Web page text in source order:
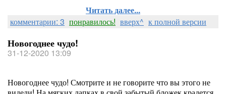
Читать далее...
комментарии: 3 понравилось! вверх^ к полной версии
Новогоднее чудо!
31-12-2020 13:09
Новогоднее чудо! Смотрите и не говорите что вы этого не